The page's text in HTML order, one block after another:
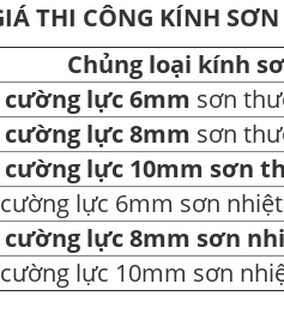
THI CÔNG KÍNH
Chủng loại kính
cường lực 6mm sơn
cường lực 8mm sơn
cường lực 10mm sơn
lực 6mm sơn nhiệt
cường lực 8mm sơn
lực 10mm sơn